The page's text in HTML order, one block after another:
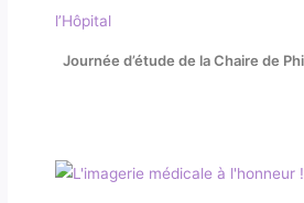
Journée d’étude de la Chaire de